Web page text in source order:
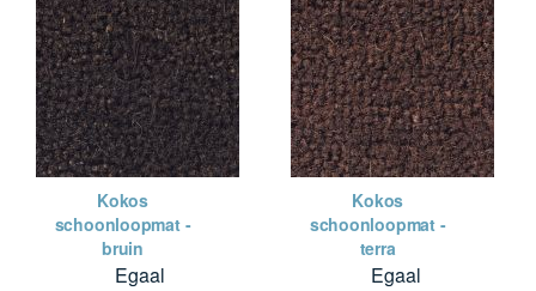
Kokos
schoonloopmat -
bruin
Egaal
Kokos
schoonloopmat -
terra
Egaal